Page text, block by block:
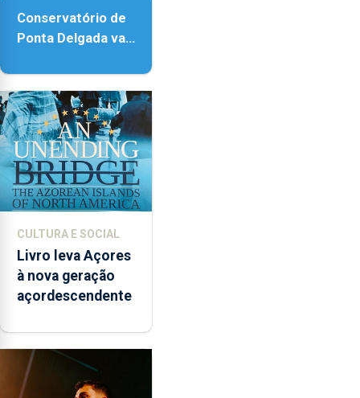
Conservatório de
Ponta Delgada vai
instrumentos
CULTURA E SOCIAL
Livro leva Açores
à nova geração
açordescendente